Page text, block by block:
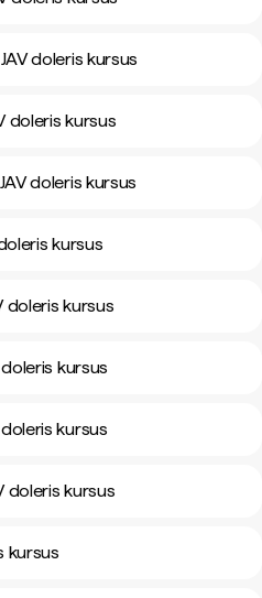
doleris kursus
doleris kursus
doleris kursus
kursus
doleris kursus
doleris kursus
kursus
doleris kursus
kursus